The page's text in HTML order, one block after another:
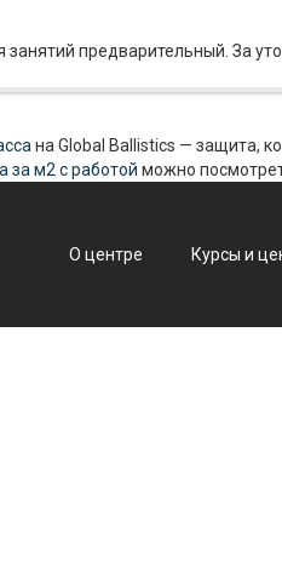
предварительный. За
на Global Ballistics — защита,
за м2 с работой можно
О центре Курсы и